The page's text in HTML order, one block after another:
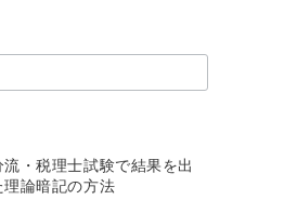
流・税理士試験で結果を出
理論暗記の方法